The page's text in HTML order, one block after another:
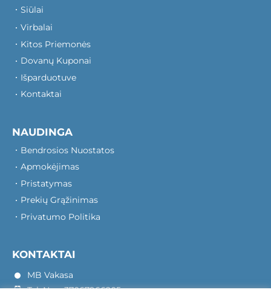
Siūlai
Virbalai
Kitos Priemonės
Dovanų Kuponai
Išparduotuve
Kontaktai
NAUDINGA
Bendrosios Nuostatos
Apmokėjimas
Pristatymas
Prekių Grąžinimas
Privatumo Politika
KONTAKTAI
MB Vakasa
Tel. Nr.: +37067966205